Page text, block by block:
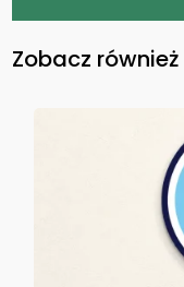
Zobacz również